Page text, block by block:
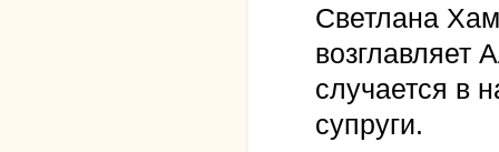
Светлана
возглавляет
случается в
супруги.